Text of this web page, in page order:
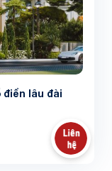
lâu đài